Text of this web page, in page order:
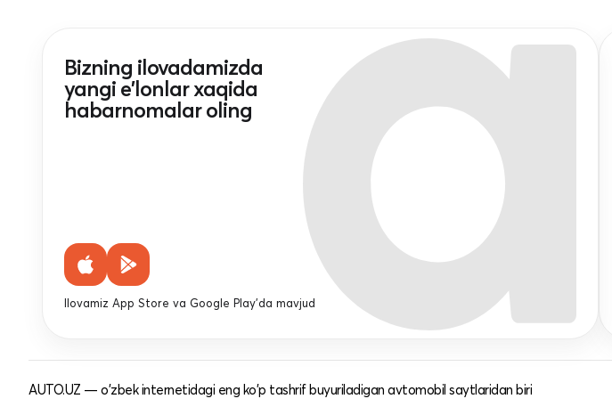
Bizning ilovadamizda
yangi e'lonlar xaqida
habarnomalar oling
Ilovamiz App Store va Google Play'da mavjud
AUTO.UZ — o'zbek internetidagi eng ko'p tashrif buyuriladigan avtomobil saytlaridan biri